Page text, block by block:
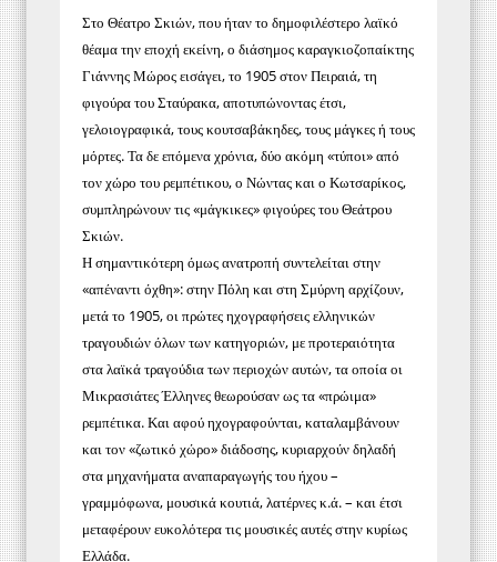
Στο Θέατρο Σκιών, που ήταν το δημοφιλέστερο λαϊκό
θέαμα την εποχή εκείνη, ο διάσημος καραγκιοζοπαίκτης
Γιάννης Μώρος εισάγει, το 1905 στον Πειραιά, τη
φιγούρα του Σταύρακα, αποτυπώνοντας έτσι,
γελοιογραφικά, τους κουτσαβάκηδες, τους μάγκες ή τους
μόρτες. Τα δε επόμενα χρόνια, δύο ακόμη «τύποι» από
τον χώρο του ρεμπέτικου, ο Νώντας και ο Κωτσαρίκος,
συμπληρώνουν τις «μάγκικες» φιγούρες του Θεάτρου
Σκιών.
Η σημαντικότερη όμως ανατροπή συντελείται στην
«απέναντι όχθη»: στην Πόλη και στη Σμύρνη αρχίζουν,
μετά το 1905, οι πρώτες ηχογραφήσεις ελληνικών
τραγουδιών όλων των κατηγοριών, με προτεραιότητα
στα λαϊκά τραγούδια των περιοχών αυτών, τα οποία οι
Μικρασιάτες Έλληνες θεωρούσαν ως τα «πρώιμα»
ρεμπέτικα. Και αφού ηχογραφούνται, καταλαμβάνουν
και τον «ζωτικό χώρο» διάδοσης, κυριαρχούν δηλαδή
στα μηχανήματα αναπαραγωγής του ήχου –
γραμμόφωνα, μουσικά κουτιά, λατέρνες κ.ά. – και έτσι
μεταφέρουν ευκολότερα τις μουσικές αυτές στην κυρίως
Ελλάδα.